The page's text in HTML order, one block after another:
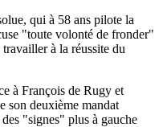
qui à 58 ans pilote la
"toute volonté de fronder"
à la réussite du
à François de Rugy et
son deuxième mandat
"signes" plus à gauche